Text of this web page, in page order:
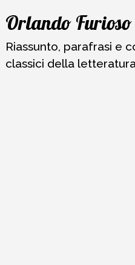
Vai
contenuto
Orlando Furioso
Riassunto, parafrasi e
classici della